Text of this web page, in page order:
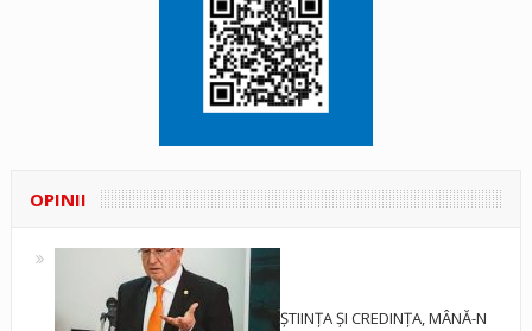
OPINII
ȘTIINȚA ȘI CREDINȚA, MÂNĂ-N